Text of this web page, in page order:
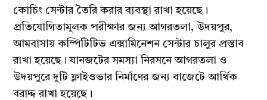
কোচিং সেন্টার তৈরি করার ব্যবস্থা রাখা হয়েছে।
প্রতিযোগিতামূলক পরীক্ষার জন্য আগরতলা, উদয়পুর,
আমবাসায় কম্পিটিটিভ এক্সামিনেশন সেন্টার চালুর প্রস্তাব
রাখা হয়েছে। যানজটের সমস্যা নিরসনে আগরতলা ও
উদয়পুরে দুটি ফ্লাইওভার নির্মাণের জন্য বাজেটে আর্থিক
বরাদ্দ রাখা হয়েছে।